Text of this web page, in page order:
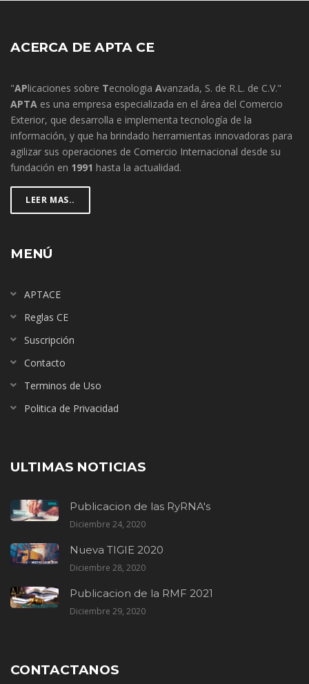
ACERCA DE APTA CE
"APlicaciones sobre Tecnologia Avanzada, S. de R.L. de C.V."
APTA es una empresa especializada en el área del Comercio
Exterior, que desarrolla e implementa tecnología de la
información, y que ha brindado herramientas innovadoras para
agilizar sus operaciones de Comercio Internacional desde su
fundación en 1991 hasta la actualidad.
LEER MAS..
MENÚ
APTACE
Reglas CE
Suscripción
Contacto
Terminos de Uso
Politica de Privacidad
ULTIMAS NOTICIAS
Publicacion de las RyRNA's
Diciembre 24, 2020
Nueva TIGIE 2020
Diciembre 28, 2020
Publicacion de la RMF 2021
Diciembre 29, 2020
CONTACTANOS